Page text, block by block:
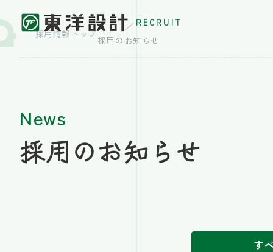
RECRUIT
採用情報トップ
採用のお知らせ
News
採用のお知らせ
す